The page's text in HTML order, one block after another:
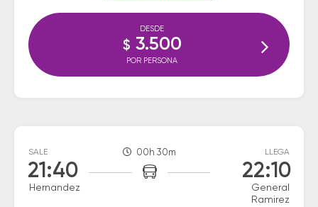
DESDE
$ 3.500
POR PERSONA
SALE
21:40
Hernandez
00h 30m LLEGA
22:10
General
Ramirez